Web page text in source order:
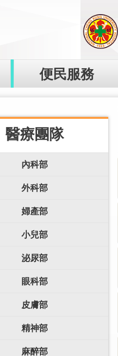
便民服務
醫療團隊
內科部
外科部
婦產部
小兒部
泌尿部
眼科部
皮膚部
精神部
麻醉部